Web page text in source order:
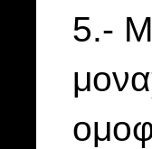
5.-